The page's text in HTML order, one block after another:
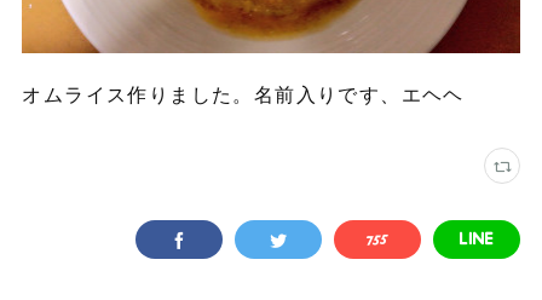
オムライス作りました。名前入りです、エヘヘ